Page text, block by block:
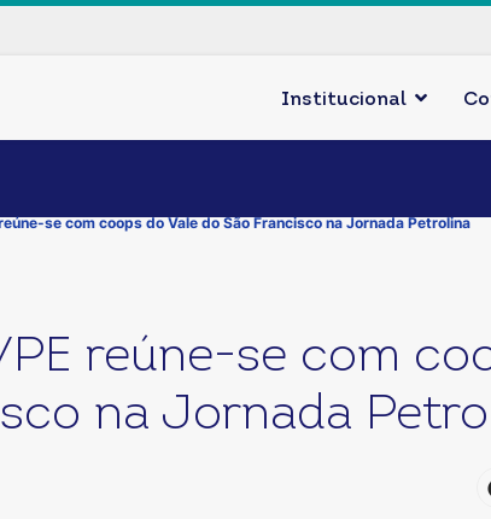
Institucional
se com coops do Vale do São Francisco na Jornada Petrolina
reúne-se com
na Jornada